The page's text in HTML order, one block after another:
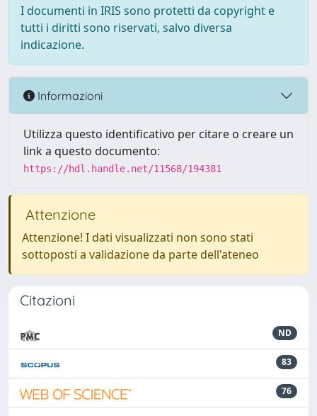
I documenti in IRIS sono protetti da copyright e
tutti i diritti sono riservati, salvo diversa
indicazione.
Informazioni
Utilizza questo identificativo per citare o creare un
link a questo documento:
https://hdl.handle.net/11568/194381
Attenzione
Attenzione! I dati visualizzati non sono stati
sottoposti a validazione da parte dell'ateneo
Citazioni
ND
83
76